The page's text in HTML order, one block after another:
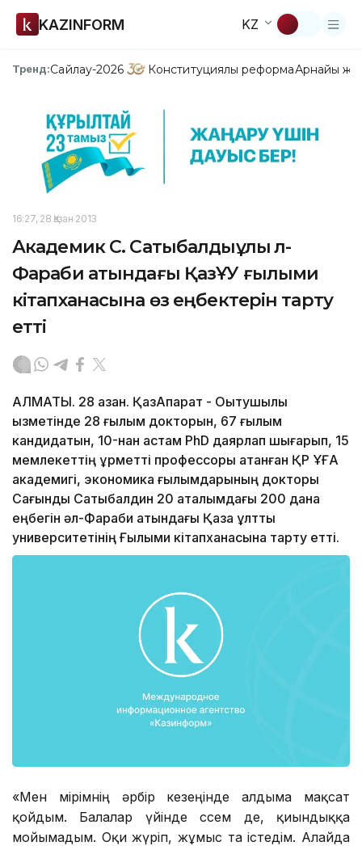
KAZINFORM KZ
Тренд:Сайлау-2026 Конституциялық реформаАрнайы
16:27, 28 Қазан 2013
Академик С. Сатыбалдыұлы әл-
Фараби атындағы ҚазҰУ ғылыми
кітапханасына өз еңбектерін тарту
етті
АЛМАТЫ. 28 қазан. ҚазАқпарат - Оқытушылық
қызметінде 28 ғылым докторын, 67 ғылым
кандидатын, 10-нан астам PhD даярлап шығарып, 15
мемлекеттің құрметті профессоры атанған ҚР ҰҒА
академигі, экономика ғылымдарының докторы
Сағындық Сатыбалдин 20 аталымдағы 200 дана
еңбегін әл-Фараби атындағы Қазақ ұлттық
университетінің Ғылыми кітапханасына тарту етті.
«Мен өмірімнің әрбір кезеңінде алдыма мақсат
қойдым. Балалар үйінде өссем де, қиындыққа
мойымадым. Оқи жүріп, жұмыс та істедім. Алайда